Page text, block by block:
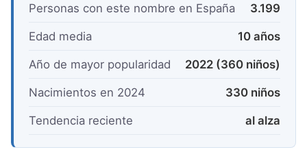
Personas con este nombre en España 3.199
Edad media 10 años
Año de mayor popularidad 2022 (360 niños)
Nacimientos en 2024 330 niños
Tendencia reciente al alza